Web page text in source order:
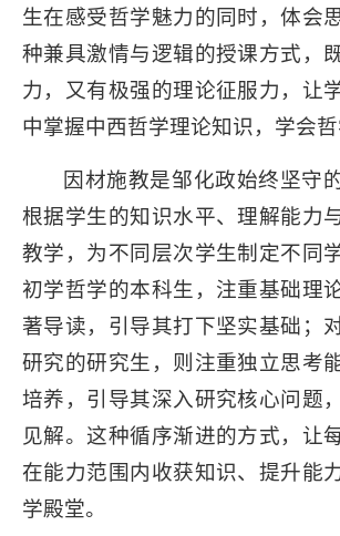
生在感受哲学魅力的同时，体会
种兼具激情与逻辑的授课方式，
力，又有极强的理论征服力，让
中掌握中西哲学理论知识，学会哲
因材施教是邹化政始终坚守
根据学生的知识水平、理解能力
教学，为不同层次学生制定不同
初学哲学的本科生，注重基础理
著导读，引导其打下坚实基础；
研究的研究生，则注重独立思考
培养，引导其深入研究核心问题
见解。这种循序渐进的方式，让
在能力范围内收获知识、提升能
学殿堂。